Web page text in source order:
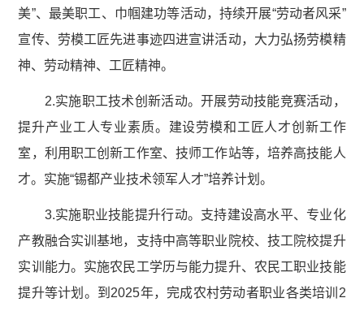
美”、最美职工、巾帼建功等活动，持续开展“劳动者风采”
宣传、劳模工匠先进事迹四进宣讲活动，大力弘扬劳模精
神、劳动精神、工匠精神。
2.实施职工技术创新活动。开展劳动技能竞赛活动，
提升产业工人专业素质。建设劳模和工匠人才创新工作
室，利用职工创新工作室、技师工作站等，培养高技能人
才。实施“锡都产业技术领军人才”培养计划。
3.实施职业技能提升行动。支持建设高水平、专业化
产教融合实训基地，支持中高等职业院校、技工院校提升
实训能力。实施农民工学历与能力提升、农民工职业技能
提升等计划。到2025年，完成农村劳动者职业各类培训2